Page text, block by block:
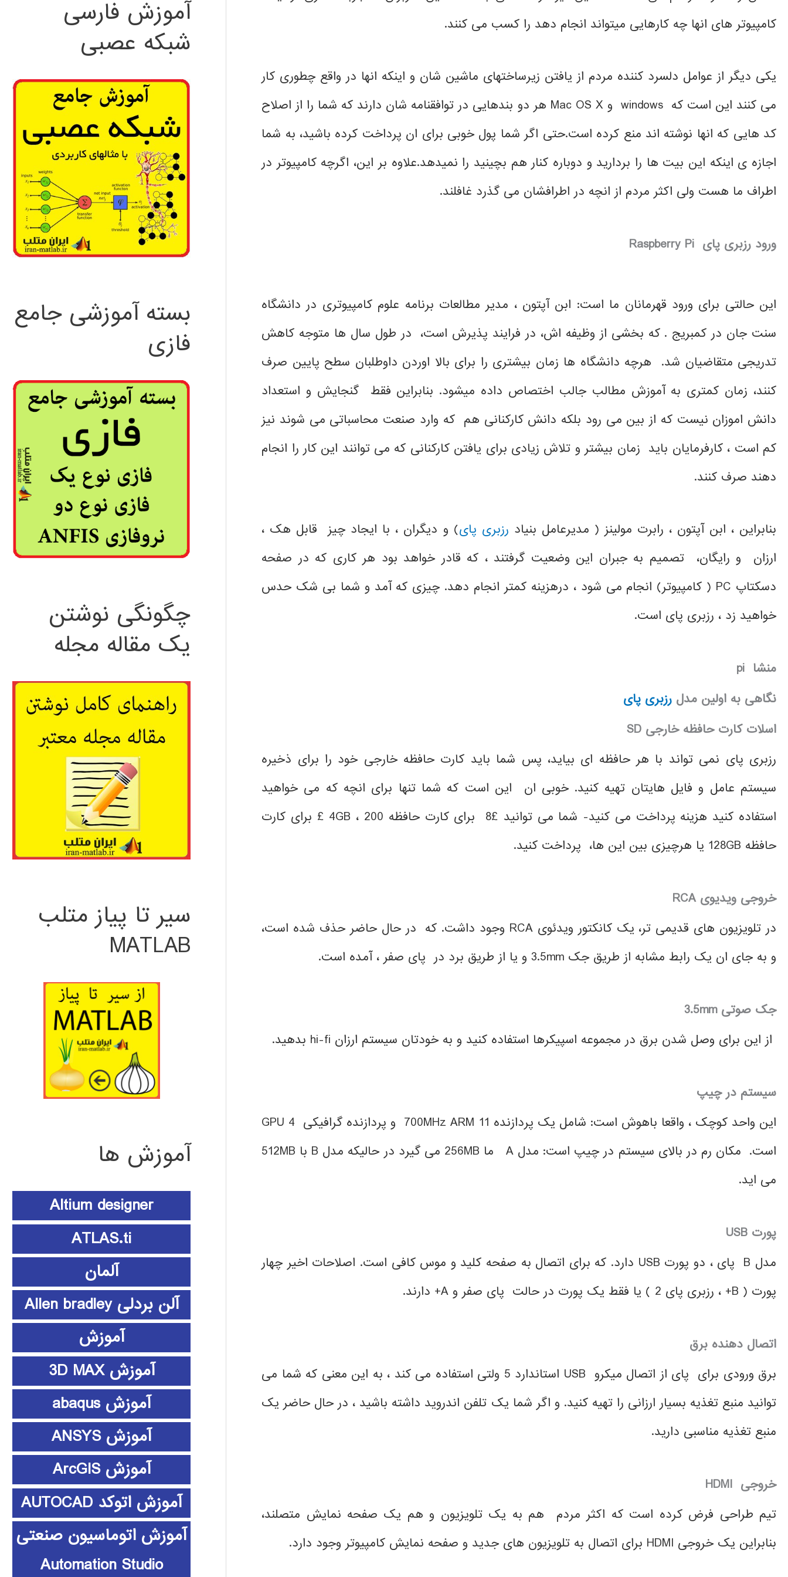
کامپیوتر های انها چه کارهایی میتواند انجام دهد را کسب می کنند.
یکی دیگر از عوامل دلسرد کننده مردم از یافتن زیرساختهای ماشین شان و اینکه انها در واقع چطوری کار
می کنند این است که windows و Mac OS X هر دو بندهایی در توافقنامه شان دارند که شما را از اصلاح
کد هایی که انها نوشته اند منع کرده است.حتی اگر شما پول خوبی برای ان پرداخت کرده باشید، به شما
اجازه ی اینکه این بیت ها را بردارید و دوباره کنار هم بچینید را نمیدهد.علاوه بر این، اگرچه کامپیوتر در
اطراف ما هست ولی اکثر مردم از انچه در اطرافشان می گذرد غافلند.
ورود رزبری پای Raspberry Pi
این حالتی برای ورود قهرمانان ما است: ابن آپتون ، مدیر مطالعات برنامه علوم کامپیوتری در دانشگاه
سنت جان در کمبریج . که بخشی از وظیفه اش، در فرایند پذیرش است، در طول سال ها متوجه کاهش
تدریجی متقاضیان شد. هرچه دانشگاه ها زمان بیشتری را برای بالا اوردن داوطلبان سطح پایین صرف
کنند، زمان کمتری به آموزش مطالب جالب اختصاص داده میشود. بنابراین فقط گنجایش و استعداد
دانش اموزان نیست که از بین می رود بلکه دانش کارکنانی هم که وارد صنعت محاسباتی می شوند نیز
کم است ، کارفرمایان باید زمان بیشتر و تلاش زیادی برای یافتن کارکنانی که می توانند این کار را انجام
دهند صرف کنند.
بنابراین ، ابن آپتون ، رابرت مولینز ( مدیرعامل بنیاد رزبری پای) و دیگران ، با ایجاد چیز قابل هک ،
ارزان و رایگان، تصمیم به جبران این وضعیت گرفتند ، که قادر خواهد بود هر کاری که در صفحه
دسکتاپ PC ( کامپیوتر) انجام می شود ، درهزینه کمتر انجام دهد. چیزی که آمد و شما بی شک حدس
خواهید زد ، رزبری پای است.
منشا pi
نگاهی به اولین مدل رزبری پای
اسلات کارت حافظه خارجی SD
رزبری پای نمی تواند با هر حافظه ای بیاید، پس شما باید کارت حافظه خارجی خود را برای ذخیره
سیستم عامل و فایل هایتان تهیه کنید. خوبی ان این است که شما تنها برای انچه که می خواهید
استفاده کنید هزینه پرداخت می کنید- شما می توانید £8 برای کارت حافظه 4GB ، 200 £ برای کارت
حافظه 128GB یا هرچیزی بین این ها، پرداخت کنید.
خروجی ویدیویRCA
در تلویزیون های قدیمی تر، یک کانکتور ویدئوی RCA وجود داشت. که در حال حاضر حذف شده است،
و به جای ان یک رابط مشابه از طریق جک 3.5mm و یا از طریق برد در پای صفر ، آمده است.
جک صوتی3.5mm
از این برای وصل شدن برق در مجموعه اسپیکرها استفاده کنید و به خودتان سیستم ارزان hi-fi بدهید.
سیستم در چیپ
این واحد کوچک ، واقعا باهوش است: شامل یک پردازنده 700MHz ARM 11 و پردازنده گرافیکی 4 GPU
است. مکان رم در بالای سیستم در چیپ است: مدل A ما 256MB می گیرد در حالیکه مدل B با 512MB
می اید.
پورت USB
مدل B پای ، دو پورت USB دارد. که برای اتصال به صفحه کلید و موس کافی است. اصلاحات اخیر چهار
پورت ( B+ ، رزبری پای 2 ) یا فقط یک پورت در حالت پای صفر و A+ دارند.
اتصال دهنده برق
برق ورودی برای پای از اتصال میکرو USB استاندارد 5 ولتی استفاده می کند ، به این معنی که شما می
توانید منبع تغذیه بسیار ارزانی را تهیه کنید. و اگر شما یک تلفن اندروید داشته باشید ، در حال حاضر یک
منبع تغذیه مناسبی دارید.
خروجی HDMI
تیم طراحی فرض کرده است که اکثر مردم هم به یک تلویزیون و هم یک صفحه نمایش متصلند،
بنابراین یک خروجی HDMI برای اتصال به تلویزیون های جدید و صفحه نمایش کامپیوتر وجود دارد.
آموزش فارسی
شبکه عصبی
بسته آموزشی جامع
فازی
چگونگی نوشتن
یک مقاله مجله
سیر تا پیاز متلب
MATLAB
آموزش ها
Altium designer
ATLAS.ti
آلمان
آلن بردلی Allen bradley
آموزش
آموزش 3D MAX
آموزش abaqus
آموزش ANSYS
آموزش ArcGIS
آموزش اتوکد AUTOCAD
آموزش اتوماسیون صنعتی
Automation Studio